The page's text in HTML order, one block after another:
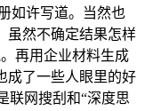
如许写道。当然也
虽然不确定结果怎样
再用企业材料生成
成了一些人眼里的好
联网搜刮和“深度思